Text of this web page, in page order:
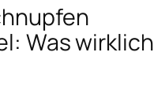
Was wirklich